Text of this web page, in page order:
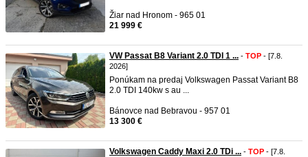
Žiar nad Hronom - 965 01
21 999 €
VW Passat B8 Variant 2.0 TDI 1 ... - TOP - [7.8.
2026]
Ponúkam na predaj Volkswagen Passat Variant B8
2.0 TDI 140kw s au ...
Bánovce nad Bebravou - 957 01
13 300 €
Volkswagen Caddy Maxi 2.0 TDi ... - TOP - [7.8.